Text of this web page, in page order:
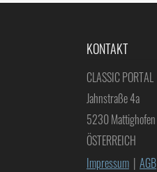
KONTAKT
CLASSIC PORTAL
Jahnstraße 4a
5230 Mattighofen
ÖSTERREICH
Impressum | AGB